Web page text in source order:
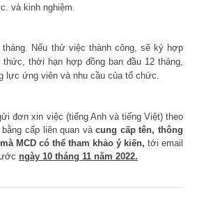
và kinh nghiệm.
Nếu thử việc thành công, sẽ ký hợp
thức, thời hạn hợp đồng ban đầu 12 tháng,
lực ứng viên và nhu cầu của tổ chức.
đơn xin việc (tiếng Anh và tiếng Việt) theo
cấp liên quan vàcung cấp tên, thông
MCD có thể tham khảo ý kiến, tới email
ngày 10 tháng 11 năm 2022.